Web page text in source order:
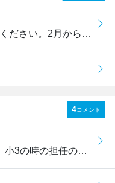
茨進について色々、語り、教えてください。2月から中学受験、...
4コメント
小3秋から市進に通わせています。小3の時の担任の先生は、こ...